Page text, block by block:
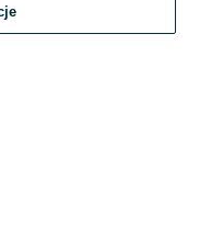
wskazanych powyżej,
aktualnym brzmieniu.